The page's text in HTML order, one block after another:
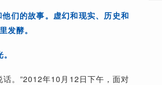
们的故事。虚幻和现实、历史和
发酵。
。”2012年10月12日下午，面对